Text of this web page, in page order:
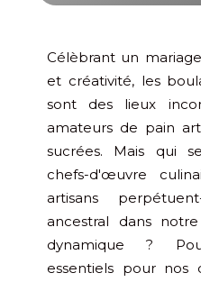
Célèbrant un
et créativité, les
sont des lieux
amateurs de pain
sucrées. Mais qui
chefs-d'œuvre
artisans
ancestral dans
dynamique ?
essentiels pour nos